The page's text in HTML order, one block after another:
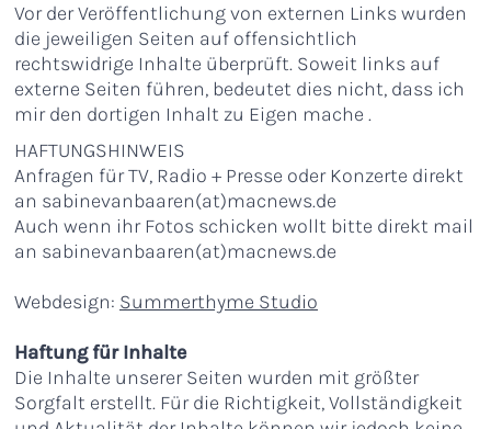
Vor der Veröffentlichung von externen Links wurden
die jeweiligen Seiten auf offensichtlich
rechtswidrige Inhalte überprüft. Soweit links auf
externe Seiten führen, bedeutet dies nicht, dass ich
mir den dortigen Inhalt zu Eigen mache .
HAFTUNGSHINWEIS
Anfragen für TV, Radio + Presse oder Konzerte direkt
an sabinevanbaaren(at)macnews.de
Auch wenn ihr Fotos schicken wollt bitte direkt mail
an sabinevanbaaren(at)macnews.de
Webdesign: Summerthyme Studio
Haftung für Inhalte
Die Inhalte unserer Seiten wurden mit größter
Sorgfalt erstellt. Für die Richtigkeit, Vollständigkeit